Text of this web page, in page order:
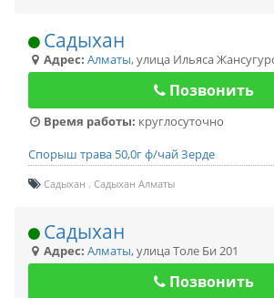
Садыхан
Адрес: Алматы,улица Ильяса
Позвонить
Время работы: круглосуточно
Спорыш трава 50,0г ф/чай Зерде
Садыхан Садыхан Алматы
Садыхан
Адрес: Алматы,улица Толе Би 201
Позвонить